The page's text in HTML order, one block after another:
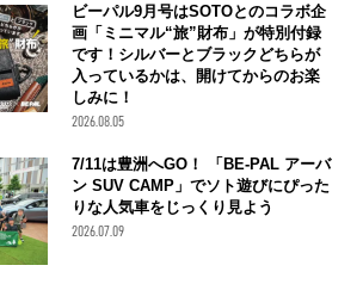
ビーパル9月号はSOTOとのコラボ企
画「ミニマル“旅”財布」が特別付録
です！シルバーとブラックどちらが
入っているかは、開けてからのお楽
しみに！
2026.08.05
7/11は豊洲へGO！ 「BE-PAL アーバ
ン SUV CAMP」でソト遊びにぴった
りな人気車をじっくり見よう
2026.07.09